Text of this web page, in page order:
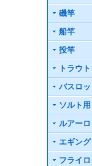
磯竿
船竿
投竿
トラウ
バスロッ
ソルト
ルアー
エギン
フライ